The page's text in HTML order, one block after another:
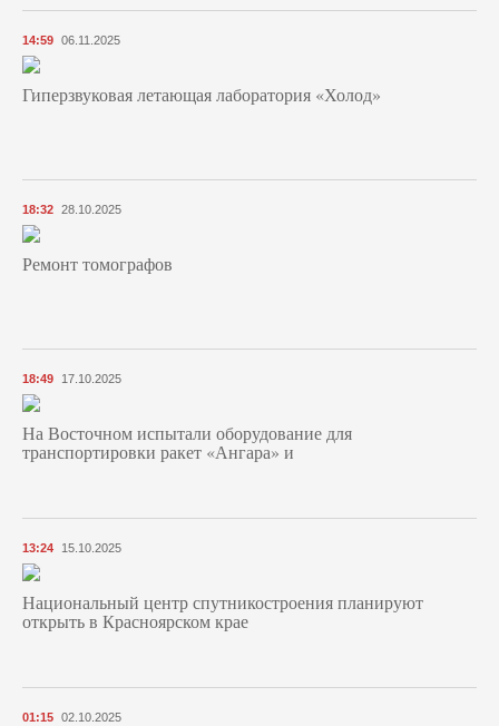
14:59 06.11.2025
Гиперзвуковая летающая лаборатория «Холод»
18:32 28.10.2025
Ремонт томографов
18:49 17.10.2025
На Восточном испытали оборудование для
транспортировки ракет «Ангара» и
13:24 15.10.2025
Национальный центр спутникостроения планируют
открыть в Красноярском крае
01:15 02.10.2025